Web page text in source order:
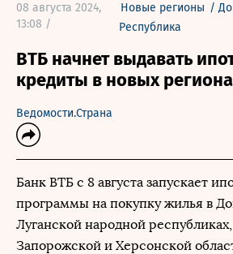
08 августа 2024,
13:08 /
Новые регионы /
Республика
ВТБ начнет выдавать
кредиты в новых
Ведомости.Страна
Банк ВТБ с 8 августа запускает
программы на покупку жилья в
Луганской народной
Запорожской и Херсонской